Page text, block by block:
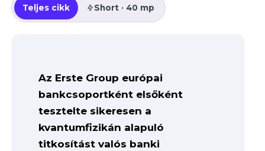
Teljes cikk Short · 40 mp
Az Erste Group európai
bankcsoportként elsőként
tesztelte sikeresen a
kvantumfizikán alapuló
titkosítást valós banki